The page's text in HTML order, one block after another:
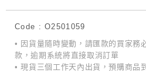
Code : O2501059
• 因貨量隨時變動，請匯款的買家務
款，逾期系統將直接取消訂單
• 現貨三個工作天內出貨，預購商品